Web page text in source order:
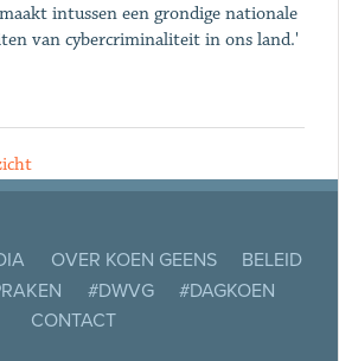
intussen een grondige nationale
van cybercriminaliteit in ons land.'
OVER KOEN GEENS
BELEID
#DWVG
#DAGKOEN
CONTACT